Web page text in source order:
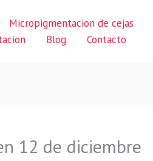
Micropigmentacion de cejas
Blog Contacto
12 de diciembre